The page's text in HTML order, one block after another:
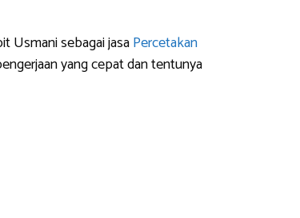
Usmani sebagai jasaPercetakan
yang cepat dan tentunya